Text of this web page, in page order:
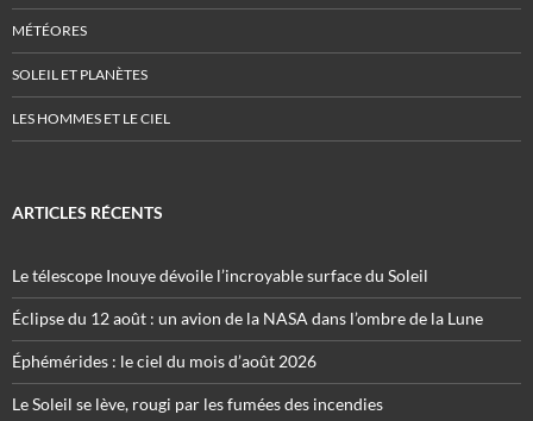
MÉTÉORES
SOLEIL ET PLANÈTES
LES HOMMES ET LE CIEL
ARTICLES RÉCENTS
Le télescope Inouye dévoile l’incroyable surface du Soleil
Éclipse du 12 août : un avion de la NASA dans l’ombre de la Lune
Éphémérides : le ciel du mois d’août 2026
Le Soleil se lève, rougi par les fumées des incendies